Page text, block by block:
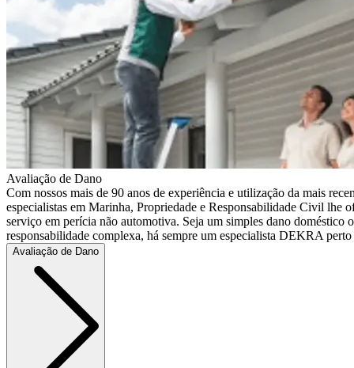
Avaliação de Dano
Com nossos mais de 90 anos de experiência e utilização da mais
especialistas em Marinha, Propriedade e Responsabilidade Civil lhe
serviço em perícia não automotiva. Seja um simples dano doméstico
responsabilidade complexa, há sempre um especialista DEKRA
Avaliação de Dano